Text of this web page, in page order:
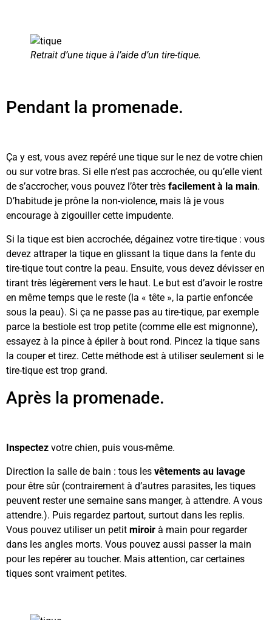
Retrait d’une tique à l’aide d’un tire-tique.
Pendant la promenade.
Ça y est, vous avez repéré une tique sur le nez de votre chien
ou sur votre bras. Si elle n’est pas accrochée, ou qu’elle vient
de s’accrocher, vous pouvez l’ôter très facilement à la main.
D’habitude je prône la non-violence, mais là je vous
encourage à zigouiller cette impudente.
Si la tique est bien accrochée, dégainez votre tire-tique : vous
devez attraper la tique en glissant la tique dans la fente du
tire-tique tout contre la peau. Ensuite, vous devez dévisser en
tirant très légèrement vers le haut. Le but est d’avoir le rostre
en même temps que le reste (la « tête », la partie enfoncée
sous la peau). Si ça ne passe pas au tire-tique, par exemple
parce la bestiole est trop petite (comme elle est mignonne),
essayez à la pince à épiler à bout rond. Pincez la tique sans
la couper et tirez. Cette méthode est à utiliser seulement si le
tire-tique est trop grand.
Après la promenade.
Inspectez votre chien, puis vous-même.
Direction la salle de bain : tous les vêtements au lavage
pour être sûr (contrairement à d’autres parasites, les tiques
peuvent rester une semaine sans manger, à attendre. A vous
attendre.). Puis regardez partout, surtout dans les replis.
Vous pouvez utiliser un petit miroir à main pour regarder
dans les angles morts. Vous pouvez aussi passer la main
pour les repérer au toucher. Mais attention, car certaines
tiques sont vraiment petites.